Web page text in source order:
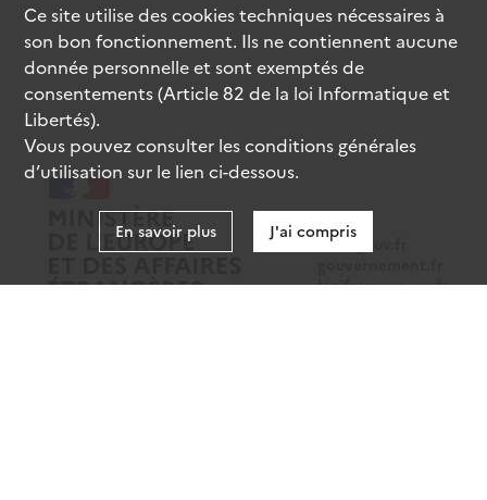
data.gouv.fr
legifrance.gouv.fr
Ce site utilise descookiestechniques nécessaires à
son bon fonctionnement. Ils ne contiennent aucune
donnée personnelle et sont exemptés de
consentements (Article 82 de la loi Informatique et
Libertés).
Vous pouvez consulter les conditions générales
d’utilisation sur le lien ci-dessous.
En savoir plus J'ai compris